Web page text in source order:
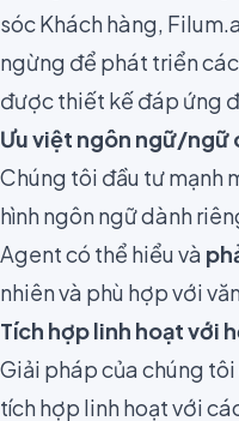
sóc Khách hàng,
ngừng để phát triển
được thiết kế đáp ứng
Ưu việt ngôn ngữ/ngữ
Chúng tôi đầu tư mạnh
hình ngôn ngữ dành
Agent có thể hiểu và
nhiên và phù hợp với
Tích hợp linh hoạt với
Giải pháp của chúng
tích hợp linh hoạt với